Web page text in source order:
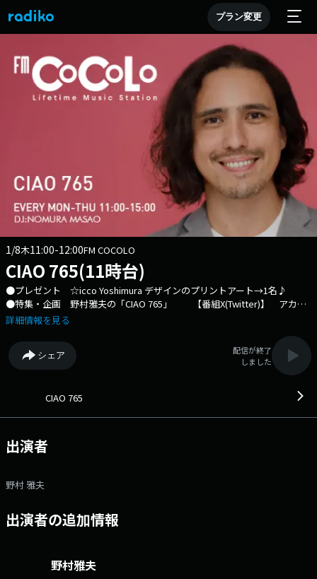
プラン変更
1/8木11:00-12:00FM COCOLO
CIAO 765(11時台)
●プレゼント ☆icco Yoshimura デザインのプリントアート→1名♪
●特集・企画 野村雅夫の「CIAO 765」 【番組X(Twitter)】 アカウ
ント：@ciao_765 ハッシュタグ：#まちゃお765 ▼11時台 『ホー
『ケ・セラ・セラ』 午前中の失敗はお昼にリセット！ 失敗を吹き飛ば
して、新しい1日を♪ ケ・セラ・セラ メッセージお待ちしています◎
▼13時台 『TODAY’S VIEW』 日替わりトピックをお届け！ 毎週木
曲をご紹介！ ▼14時台 『季の言葉』 日々移りゆく季節に寄り添
「#fmcocolo765」 ●twitterアカウント「@fmcocolo765」
詳細情報を見る
シェア
配信が終了
しました
CIAO 765
出演者
野村 雅夫
出演者の追加情報
野村雅夫